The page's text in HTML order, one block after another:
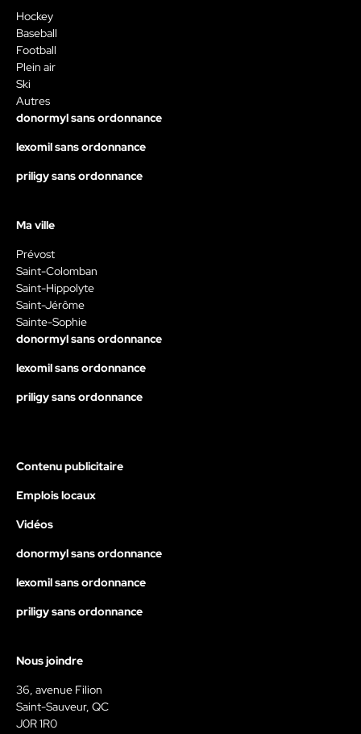
Hockey
Baseball
Football
Plein air
Ski
Autres
donormyl sans ordonnance
lexomil sans ordonnance
priligy sans ordonnance
Ma ville
Prévost
Saint-Colomban
Saint-Hippolyte
Saint-Jérôme
Sainte-Sophie
donormyl sans ordonnance
lexomil sans ordonnance
priligy sans ordonnance
Contenu publicitaire
Emplois locaux
Vidéos
donormyl sans ordonnance
lexomil sans ordonnance
priligy sans ordonnance
Nous joindre
36, avenue Filion
Saint-Sauveur, QC
J0R 1R0